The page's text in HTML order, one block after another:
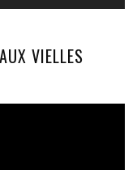
VIELLES